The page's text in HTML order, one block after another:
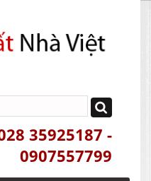
35925187 -
0907557799